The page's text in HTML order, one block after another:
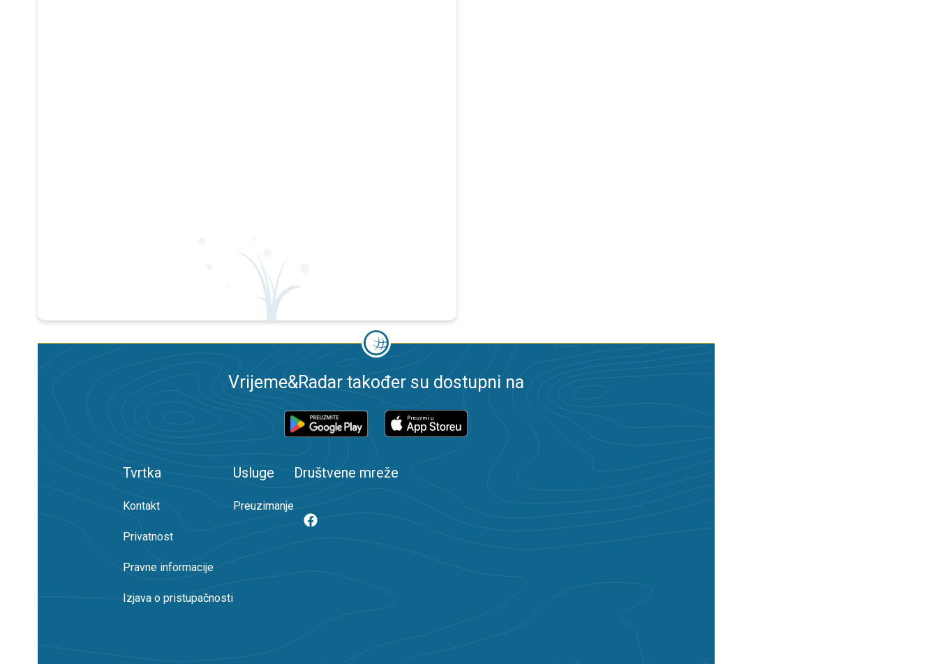
Vrijeme&Radar također su dostupni na
Tvrtka
Kontakt
Privatnost
Pravne informacije
Izjava o pristupačnosti
Usluge
Preuzimanje
Društvene mreže